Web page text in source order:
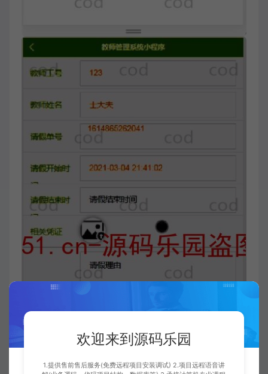
欢迎来到源码乐园
1.提供售前售后服务(免费远程项目安装调试) 2.项目远程语音讲